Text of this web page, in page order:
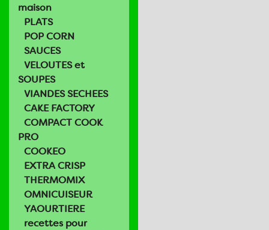
maison
PLATS
POP CORN
SAUCES
VELOUTES et
SOUPES
VIANDES SECHEES
CAKE FACTORY
COMPACT COOK
PRO
COOKEO
EXTRA CRISP
THERMOMIX
OMNICUISEUR
YAOURTIERE
recettes pour